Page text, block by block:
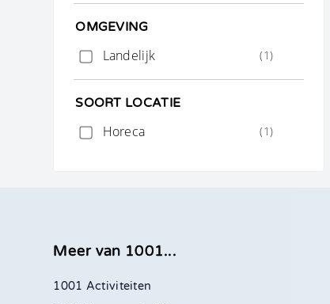
OMGEVING
Landelijk (1)
SOORT LOCATIE
Horeca (1)
Meer van 1001...
1001 Activiteiten